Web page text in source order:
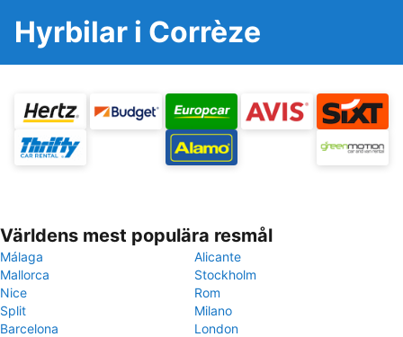
Hyrbilar i Corrèze
Världens mest populära resmål
Málaga
Alicante
Mallorca
Stockholm
Nice
Rom
Split
Milano
Barcelona
London